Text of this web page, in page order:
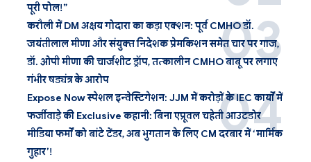
पूरी पोल!”
करौली में DM अक्षय गोदारा का कड़ा एक्शन: पूर्व CMHO डॉ.
जयंतीलाल मीणा और संयुक्त निदेशक प्रेमकिशन समेत चार पर गाज,
डॉ. ओपी मीणा की चार्जशीट ड्रॉप, तत्कालीन CMHO बाबू पर लगाए
गंभीर षड्यंत्र के आरोप
Expose Now स्पेशल इन्वेस्टिगेशन: JJM में करोड़ों के IEC कार्यों में
फर्जीवाड़े की Exclusive कहानी: बिना एप्रूवल चहेती आउटडोर
मीडिया फर्मों को बांटे टेंडर, अब भुगतान के लिए CM दरबार में ‘मार्मिक
गुहार’!